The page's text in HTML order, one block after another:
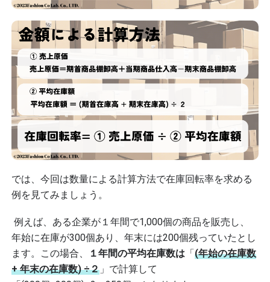
では、今回は数量による計算方法で在庫回転率を求める
例を見てみましょう。
例えば、ある企業が１年間で1,000個の商品を販売し、
年始に在庫が300個あり、年末には200個残っていたとし
ます。この場合、
１年間の平均在庫数は 「(年始の在庫数
+ 年末の在庫数) ÷２ 」で計算して